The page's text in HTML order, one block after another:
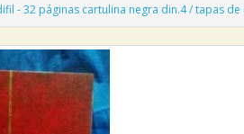
- 32 páginas cartulina negra din.4 / tapas